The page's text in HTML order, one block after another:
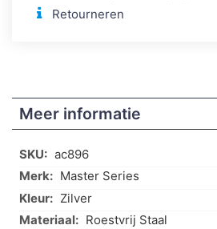
Retourneren
Meer informatie
Meer
informatie
ac896
Master Series
Zilver
Roestvrij Staal